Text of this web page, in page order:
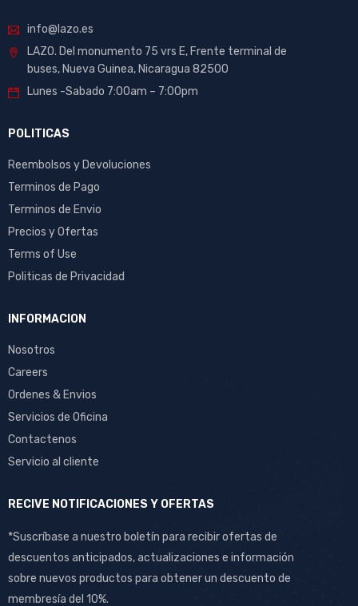
info@lazo.es
LAZO. Del monumento 75 vrs E, Frente terminal de
buses, Nueva Guinea, Nicaragua 82500
Lunes -Sabado 7:00am – 7:00pm
POLITICAS
Reembolsos y Devoluciones
Terminos de Pago
Terminos de Envio
Precios y Ofertas
Terms of Use
Politicas de Privacidad
INFORMACION
Nosotros
Careers
Ordenes & Envios
Servicios de Oficina
Contactenos
Servicio al cliente
RECIVE NOTIFICACIONES Y OFERTAS
*Suscríbase a nuestro boletín para recibir ofertas de
descuentos anticipados, actualizaciones e información
sobre nuevos productos para obtener un descuento de
membresía del 10%.